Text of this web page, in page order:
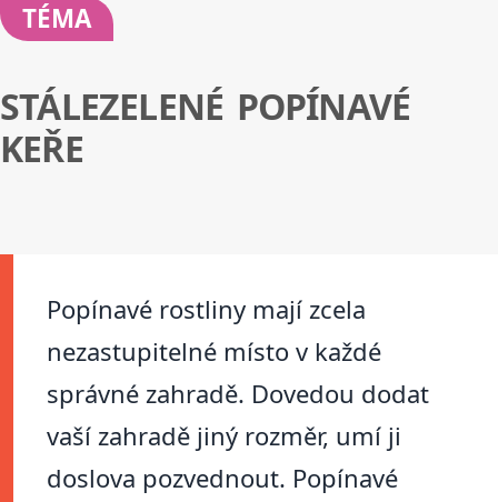
TÉMA
STÁLEZELENÉ POPÍNAVÉ
KEŘE
Popínavé rostliny mají zcela
nezastupitelné místo v každé
správné zahradě. Dovedou dodat
vaší zahradě jiný rozměr, umí ji
doslova pozvednout. Popínavé